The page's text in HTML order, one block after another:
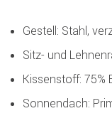
Gestell: Stahl,
Sitz- und
Kissenstoff: 75%
Sonnendach: